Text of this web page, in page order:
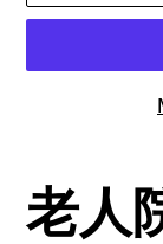
product
to
老人